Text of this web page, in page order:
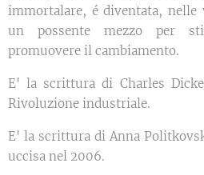
immortalare, é diventata, nelle
un possente mezzo per
promuovere il cambiamento.
E' la scrittura di Charles
Rivoluzione industriale.
E' la scrittura di Anna
uccisa nel 2006.